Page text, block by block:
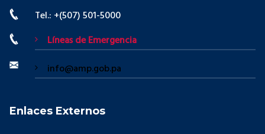
Tel.: +(507) 501-5000
Líneas de Emergencia
info@amp.gob.pa
Enlaces Externos